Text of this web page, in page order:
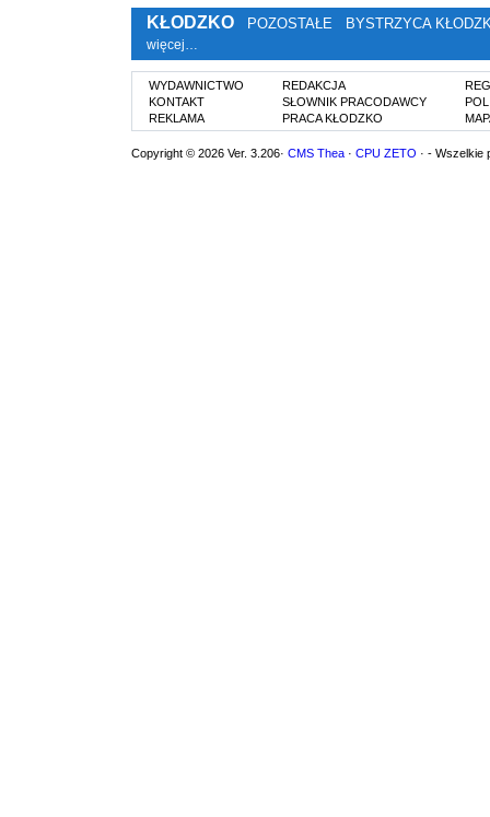
KŁODZKO POZOSTAŁE BYSTRZYCA
więcej…
WYDAWNICTWO
KONTAKT
REKLAMA
REDAKCJA
SŁOWNIK PRACODAWCY
PRACA KŁODZKO
Copyright © 2026 Ver. 3.206· CMS Thea · CPU ZETO · - Wszelkie